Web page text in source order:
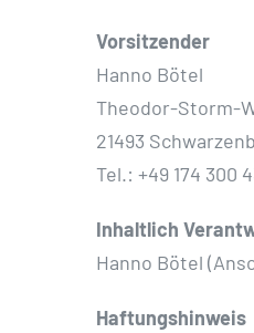
Vorsitzender
Hanno Bötel
Theodor-Storm-
21493
Tel.: +49 174 300
Inhaltlich
Hanno Bötel
Haftungshinweis